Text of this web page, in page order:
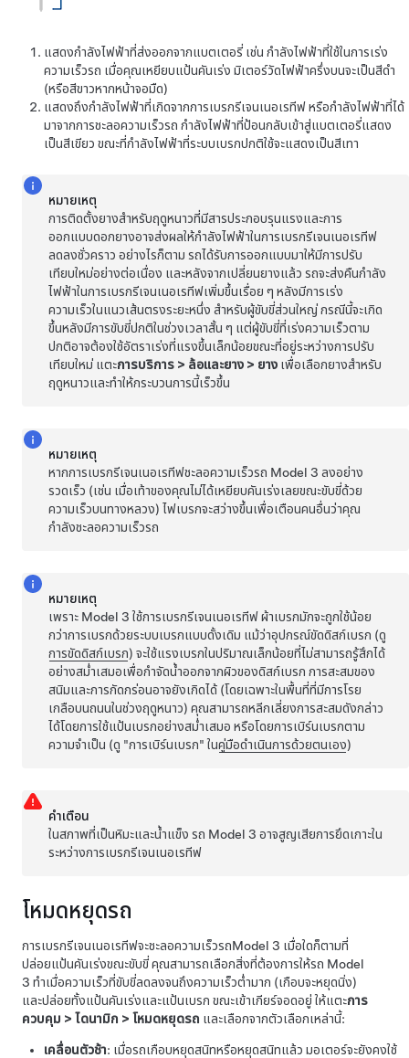
แสดงกำลังไฟฟ้าที่ส่งออกจากแบตเตอรี่ เช่น กำลังไฟฟ้าที่ใช้ในการเร่ง
ความเร็วรถ เมื่อคุณเหยียบแป้นคันเร่ง มิเตอร์วัดไฟฟ้าครึ่งบนจะเป็นสีดำ
(หรือสีขาวหากหน้าจอมืด)
แสดงถึงกำลังไฟฟ้าที่เกิดจากการเบรกรีเจนเนอเรทีฟ หรือกำลังไฟฟ้าที่ได้
มาจากการชะลอความเร็วรถ กำลังไฟฟ้าที่ป้อนกลับเข้าสู่แบตเตอรี่แสดง
เป็นสีเขียว ขณะที่กำลังไฟฟ้าที่ระบบเบรกปกติใช้จะแสดงเป็นสีเทา
หมายเหตุ
การติดตั้งยางสำหรับฤดูหนาวที่มีสารประกอบรุนแรงและการ
ออกแบบดอกยางอาจส่งผลให้กำลังไฟฟ้าในการเบรกรีเจนเนอเรทีฟ
ลดลงชั่วคราว อย่างไรก็ตาม รถได้รับการออกแบบมาให้มีการปรับ
เทียบใหม่อย่างต่อเนื่อง และหลังจากเปลี่ยนยางแล้ว รถจะส่งคืนกำลัง
ไฟฟ้าในการเบรกรีเจนเนอเรทีฟเพิ่มขึ้นเรื่อย ๆ หลังมีการเร่ง
ความเร็วในแนวเส้นตรงระยะหนึ่ง สำหรับผู้ขับขี่ส่วนใหญ่ กรณีนี้จะเกิด
ขึ้นหลังมีการขับขี่ปกติในช่วงเวลาสั้น ๆ แต่ผู้ขับขี่ที่เร่งความเร็วตาม
ปกติอาจต้องใช้อัตราเร่งที่แรงขึ้นเล็กน้อยขณะที่อยู่ระหว่างการปรับ
เทียบใหม่ แตะการบริการ > ล้อและยาง > ยาง เพื่อเลือกยางสำหรับ
ฤดูหนาวและทำให้กระบวนการนี้เร็วขึ้น
หมายเหตุ
หากการเบรกรีเจนเนอเรทีฟชะลอความเร็วรถ Model 3 ลงอย่าง
รวดเร็ว (เช่น เมื่อเท้าของคุณไม่ได้เหยียบคันเร่งเลยขณะขับขี่ด้วย
ความเร็วบนทางหลวง) ไฟเบรกจะสว่างขึ้นเพื่อเตือนคนอื่นว่าคุณ
กำลังชะลอความเร็วรถ
หมายเหตุ
เพราะ Model 3 ใช้การเบรกรีเจนเนอเรทีฟ ผ้าเบรกมักจะถูกใช้น้อย
กว่าการเบรกด้วยระบบเบรกแบบดั้งเดิม แม้ว่าอุปกรณ์ขัดดิสก์เบรก (ดู
การขัดดิสก์เบรก) จะใช้แรงเบรกในปริมาณเล็กน้อยที่ไม่สามารถรู้สึกได้
อย่างสม่ำเสมอเพื่อกำจัดน้ำออกจากผิวของดิสก์เบรก การสะสมของ
สนิมและการกัดกร่อนอาจยังเกิดได้ (โดยเฉพาะในพื้นที่ที่มีการโรย
เกลือบนถนนในช่วงฤดูหนาว) คุณสามารถหลีกเลี่ยงการสะสมดังกล่าว
ได้โดยการใช้แป้นเบรกอย่างสม่ำเสมอ หรือโดยการเบิร์นเบรกตาม
ความจำเป็น (ดู "การเบิร์นเบรก" ในคู่มือดำเนินการด้วยตนเอง)
คำเตือน
ในสภาพที่เป็นหิมะและน้ำแข็ง รถ Model 3 อาจสูญเสียการยึดเกาะใน
ระหว่างการเบรกรีเจนเนอเรทีฟ
โหมดหยุดรถ
การเบรกรีเจนเนอเรทีฟจะชะลอความเร็วรถModel 3 เมื่อใดก็ตามที่
ปล่อยแป้นคันเร่งขณะขับขี่ คุณสามารถเลือกสิ่งที่ต้องการให้รถ Model
3 ทำเมื่อความเร็วที่ขับขี่ลดลงจนถึงความเร็วต่ำมาก (เกือบจะหยุดนิ่ง)
และปล่อยทั้งแป้นคันเร่งและแป้นเบรก ขณะเข้าเกียร์จอดอยู่ ให้แตะการ
ควบคุม > ไดนามิก > โหมดหยุดรถ และเลือกจากตัวเลือกเหล่านี้:
เคลื่อนตัวช้า: เมื่อรถเกือบหยุดสนิทหรือหยุดสนิทแล้ว มอเตอร์จะยังคงใช้